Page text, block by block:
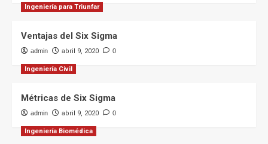
Ingeniería para Triunfar
Ventajas del Six Sigma
admin abril 9, 2020 0
Ingeniería Civil
Métricas de Six Sigma
admin abril 9, 2020 0
Ingeniería Biomédica